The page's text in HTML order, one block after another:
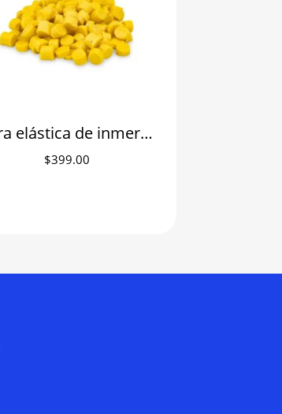
Cera elástica de inmersión para sumergir Dipping Wax para cofias de cera Denti-Cast 125 g
$399.00